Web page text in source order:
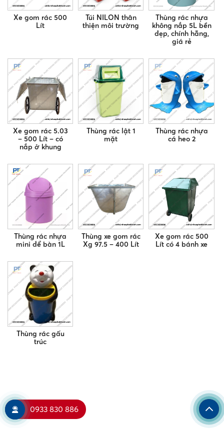
Xe gom rác 500
Lít
Túi NILON thân
thiện môi trường
Thùng rác nhựa
không nắp 5L bền
đẹp, chính hãng,
giá rẻ
Xe gom rác 5.03
– 500 Lít – có
nắp ở khung
Thùng rác lật 1
mặt
Thùng rác nhựa
cá heo 2
Thùng rác nhựa
mini để bàn 1L
Thùng xe gom rác
Xg 97.5 – 400 Lít
Xe gom rác 500
Lít có 4 bánh xe
Thùng rác gấu
trúc
0933 830 886